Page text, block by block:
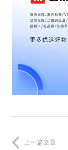
上一篇文章